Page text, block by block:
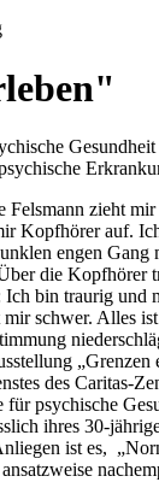
zieht mir
Kopfhörer auf.
engen Gang
die Kopfhörer
bin traurig und
schwer. Alles
„Grenzen
des Caritas-
für psychische
ihres 30-
ist es,